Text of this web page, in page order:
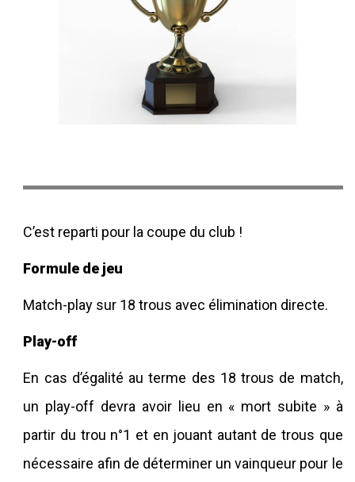
C’est reparti pour la coupe du club !
Formule de jeu
Match-play sur 18 trous avec élimination directe.
Play-off
En cas d’égalité au terme des 18 trous de match,
un play-off devra avoir lieu en « mort subite » à
partir du trou n°1 et en jouant autant de trous que
nécessaire afin de déterminer un vainqueur pour le